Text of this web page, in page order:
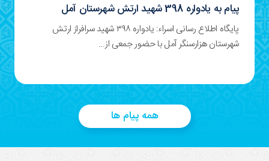
پیام به یادواره 398 شهید ارتش شهرستان آمل
پایگاه اطلاع رسانی اسراء: یادواره ۳۹۸ شهید سرافراز ارتش
شهرستان هزارسنگر آمل با حضور جمعی از...
همه پیام ها